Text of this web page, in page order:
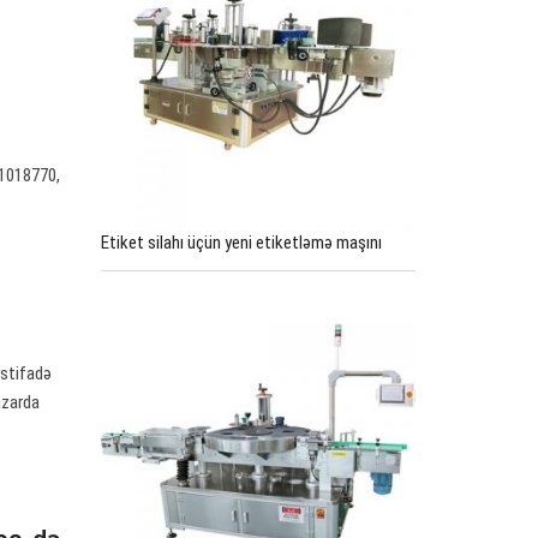
Etiket silahı üçün yeni etiketləmə maşını